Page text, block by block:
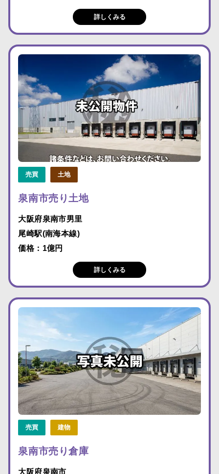
詳しくみる
売買 土地
泉南市売り土地
大阪府泉南市男里
尾崎駅(南海本線)
価格：1億円
詳しくみる
売買 建物
泉南市売り倉庫
大阪府泉南市